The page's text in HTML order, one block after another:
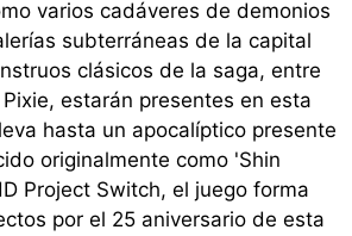
varios cadáveres de demonios
subterráneas de la capital
clásicos de la saga, entre
estarán presentes en esta
hasta un apocalíptico presente
originalmente como 'Shin
Project Switch, el juego forma
por el 25 aniversario de esta